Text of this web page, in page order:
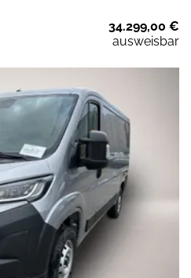
34.299,00 €
ausweisbar